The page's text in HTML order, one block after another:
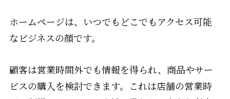
ホームページは、いつでもどこでもアクセス可能
なビジネスの顔です。
顧客は営業時間外でも情報を得られ、商品やサー
ビスの購入を検討できます。これは店舗の営業時